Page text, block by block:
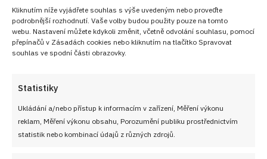
Kliknutím níže vyjádřete souhlas s výše uvedeným nebo proveďte
podrobnější rozhodnutí. Vaše volby budou použity pouze na tomto
webu. Nastavení můžete kdykoli změnit, včetně odvolání souhlasu, pomocí
přepínačů v Zásadách cookies nebo kliknutím na tlačítko Spravovat
souhlas ve spodní části obrazovky.
Statistiky
Ukládání a/nebo přístup k informacím v zařízení, Měření výkonu
reklam, Měření výkonu obsahu, Porozumění publiku prostřednictvím
statistik nebo kombinací údajů z různých zdrojů.